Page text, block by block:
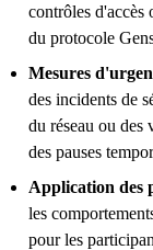
contrôles d'accès
du protocole
Mesures
des incidents de
du réseau ou
des pauses
Application des
les
pour les